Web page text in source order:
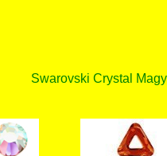
Swarovski Crystal